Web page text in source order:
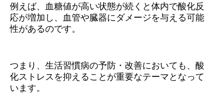
例えば、血糖値が高い状態が続くと体内で酸化反
応が増加し、血管や臓器にダメージを与える可能
性があるのです。
つまり、生活習慣病の予防・改善においても、酸
化ストレスを抑えることが重要なテーマとなって
います。